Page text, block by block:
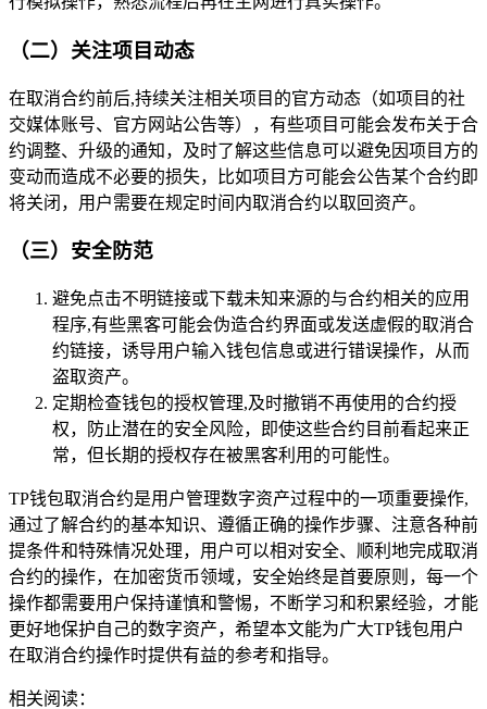
（二）关注项目动态
在取消合约前后,持续关注相关项目的官方动态（如项目的社
交媒体账号、官方网站公告等），有些项目可能会发布关于合
约调整、升级的通知，及时了解这些信息可以避免因项目方的
变动而造成不必要的损失，比如项目方可能会公告某个合约即
将关闭，用户需要在规定时间内取消合约以取回资产。
（三）安全防范
避免点击不明链接或下载未知来源的与合约相关的应用
程序,有些黑客可能会伪造合约界面或发送虚假的取消合
约链接，诱导用户输入钱包信息或进行错误操作，从而
盗取资产。
定期检查钱包的授权管理,及时撤销不再使用的合约授
权，防止潜在的安全风险，即使这些合约目前看起来正
常，但长期的授权存在被黑客利用的可能性。
TP钱包取消合约是用户管理数字资产过程中的一项重要操作,
通过了解合约的基本知识、遵循正确的操作步骤、注意各种前
提条件和特殊情况处理，用户可以相对安全、顺利地完成取消
合约的操作，在加密货币领域，安全始终是首要原则，每一个
操作都需要用户保持谨慎和警惕，不断学习和积累经验，才能
更好地保护自己的数字资产，希望本文能为广大TP钱包用户
在取消合约操作时提供有益的参考和指导。
相关阅读：